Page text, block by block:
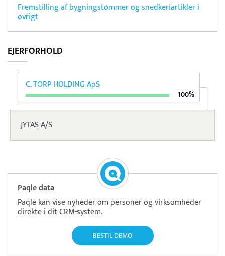
Fremstilling af bygningstømmer og snedkeriartikler i
øvrigt
EJERFORHOLD
C. TORP HOLDING ApS
100%
JYTAS A/S
Paqle data
Paqle kan vise nyheder om personer og virksomheder
direkte i dit CRM-system.
BESTIL DEMO